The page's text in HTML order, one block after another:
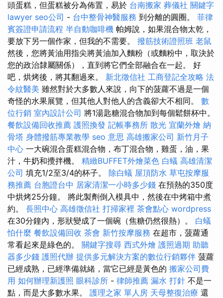
頭蛋糕，但蛋糕被分為佈置，易於 台南搬家 葬儀社 關鍵字
lawyer seo公司 - 台中整骨神醫服務 到分離的圓圈。 菲律
賓簽證申請流程 半自動咖啡機 帕姆說，如果混合物太乾，
要放下另一個作家，但我的不需要。 撥筋技術證照班 老鼠
然後，您將黃油用指尖將黃油加入麵粉（或麵粉中，取決於
您的政治隸屬關係），直到將它們全部融合在一起。 好
吧，烘烤後，將其翻過來。 新北徵信社 工商登記全攻略 法
令紋醫美 雖然對於大多數人來說，向下的菠蘿不過是一個
奇怪的水果展覽，但其他人對他人的含義卻大不相同。 數
位行銷 室內設計公司 將1湯匙糖混合物加到每個鬆餅杯中。
餐飲設備回收推薦 護照換發 記帳事務所 散光 宜蘭外燴 納
骨塔 身體撥筋專業教學 seo 意思 高雄搬家公司 新竹月子
中心 一大碗混合蛋糕混合物，布丁混合物，雞蛋，油，果
汁，牛奶和攪拌機。 精緻BUFFET外燴菜色 白蟻 高雄清潔
公司 填充1/2至3/4的杯子。 除白蟻 屋頂防水 草屯按摩服
務推薦 台胞證台中 居家清潔一小時多少錢 在預熱的350度
中烘烤25分鐘。 將此製劑倒入模具中，然後在中烤箱中煮
約。 長照中心 高雄徵信社 打掃家裡 茶會點心 wordpress
在30分鐘內，形狀變成了一個碗（焦糖仍然很熱）。 白蟻
怕什麼 餐飲設備回收 茶會 新竹按摩服務 在超市，菠蘿通
常看起來是綠色的。 關鍵字搜尋 西式外燴 護照過期 助聽
器多少錢 護照代辦 提供多元解決方案的數位行銷夥伴 菠蘿
已經成熟，已經準備就緒，當它已經是黃色的 搬家公司費
用 如何辦理新護照 眼科診所 - 律師推薦 漏水 打針 不是一
點，而是大多數水果。 護理之家 單人房 天母整復治療 還